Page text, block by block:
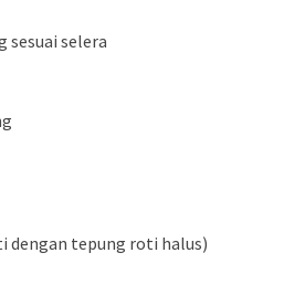
sesuai selera
dengan tepung roti halus)